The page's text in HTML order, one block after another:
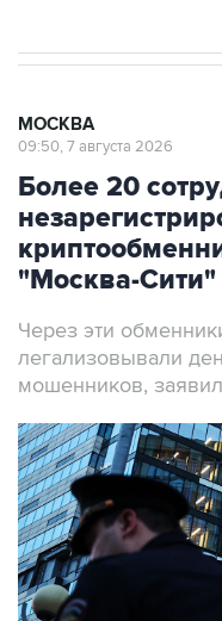
Более 20
"Москва-Сити"
Через эти
мошенников,